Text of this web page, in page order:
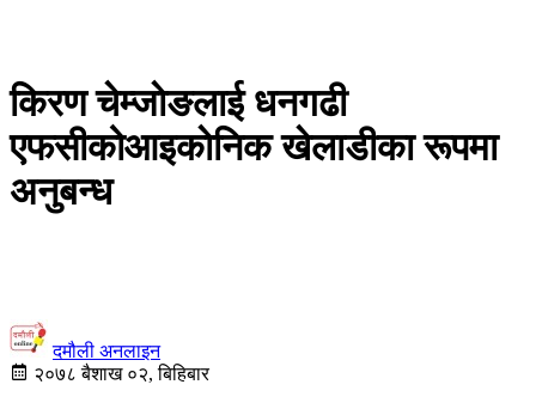
किरण चेम्जाेङलाई धनगढी
एफसीकोआइकाेनिक खेलाडीका रूपमा
अनुबन्ध
दमौली अनलाइन
२०७८ बैशाख ०२, बिहिबार